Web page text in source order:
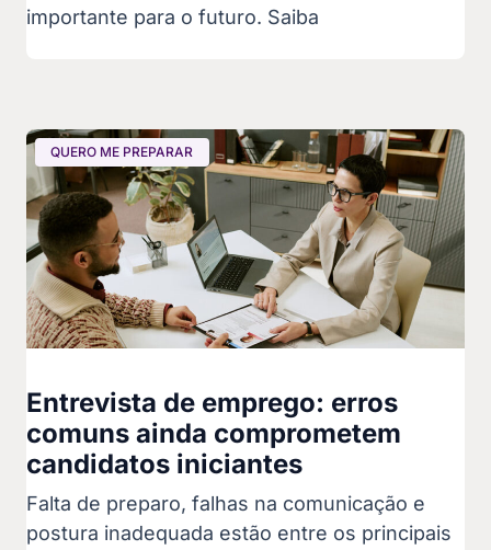
importante para o futuro. Saiba
QUERO ME PREPARAR
Entrevista de emprego: erros
comuns ainda comprometem
candidatos iniciantes
Falta de preparo, falhas na comunicação e
postura inadequada estão entre os principais